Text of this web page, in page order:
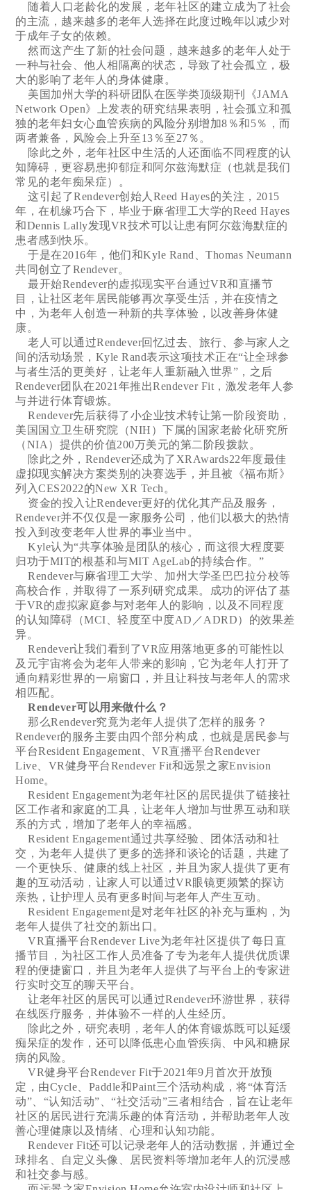
随着人口老龄化的发展，老年社区的建立成为了社会
的主流，越来越多的老年人选择在此度过晚年以减少对
于成年子女的依赖。
然而这产生了新的社会问题，越来越多的老年人处于
一种与社会、他人相隔离的状态，导致了社会孤立，极
大的影响了老年人的身体健康。
美国加州大学的科研团队在医学类顶级期刊《JAMA
Network Open》上发表的研究结果表明，社会孤立和孤
独的老年妇女心血管疾病的风险分别增加8％和5％，而
两者兼备，风险会上升至13％至27％。
除此之外，老年社区中生活的人还面临不同程度的认
知障碍，更容易患抑郁症和阿尔兹海默症（也就是我们
常见的老年痴呆症）。
这引起了Rendever创始人Reed Hayes的关注，2015
年，在机缘巧合下，毕业于麻省理工大学的Reed Hayes
和Dennis Lally发现VR技术可以让患有阿尔兹海默症的
患者感到快乐。
于是在2016年，他们和Kyle Rand、Thomas Neumann
共同创立了Rendever。
最开始Rendever的虚拟现实平台通过VR和直播节
目，让社区老年居民能够再次享受生活，并在疫情之
中，为老年人创造一种新的共享体验，以改善身体健
康。
老人可以通过Rendever回忆过去、旅行、参与家人之
间的活动场景，Kyle Rand表示这项技术正在“让全球参
与者生活的更美好，让老年人重新融入世界”，之后
Rendever团队在2021年推出Rendever Fit，激发老年人参
与并进行体育锻炼。
Rendever先后获得了小企业技术转让第一阶段资助，
美国国立卫生研究院（NIH）下属的国家老龄化研究所
（NIA）提供的价值200万美元的第二阶段拨款。
除此之外，Rendever还成为了XRAwards22年度最佳
虚拟现实解决方案类别的决赛选手，并且被《福布斯》
列入CES2022的New XR Tech。
资金的投入让Rendever更好的优化其产品及服务，
Rendever并不仅仅是一家服务公司，他们以极大的热情
投入到改变老年人世界的事业当中。
Kyle认为“共享体验是团队的核心，而这很大程度要
归功于MIT的根基和与MIT AgeLab的持续合作。”
Rendever与麻省理工大学、加州大学圣巴巴拉分校等
高校合作，并取得了一系列研究成果。成功的评估了基
于VR的虚拟家庭参与对老年人的影响，以及不同程度
的认知障碍（MCI、轻度至中度AD／ADRD）的效果差
异。
Rendever让我们看到了VR应用落地更多的可能性以
及元宇宙将会为老年人带来的影响，它为老年人打开了
通向精彩世界的一扇窗口，并且让科技与老年人的需求
相匹配。
Rendever可以用来做什么？
那么Rendever究竟为老年人提供了怎样的服务？
Rendever的服务主要由四个部分构成，也就是居民参与
平台Resident Engagement、VR直播平台Rendever
Live、VR健身平台Rendever Fit和远景之家Envision
Home。
Resident Engagement为老年社区的居民提供了链接社
区工作者和家庭的工具，让老年人增加与世界互动和联
系的方式，增加了老年人的幸福感。
Resident Engagement通过共享经验、团体活动和社
交，为老年人提供了更多的选择和谈论的话题，共建了
一个更快乐、健康的线上社区，并且为家人提供了更有
趣的互动活动，让家人可以通过VR眼镜更频繁的探访
亲热，让护理人员有更多时间与老年人产生互动。
Resident Engagement是对老年社区的补充与重构，为
老年人提供了社交的新出口。
VR直播平台Rendever Live为老年社区提供了每日直
播节目，为社区工作人员准备了专为老年人提供优质课
程的便捷窗口，并且为老年人提供了与平台上的专家进
行实时交互的聊天平台。
让老年社区的居民可以通过Rendever环游世界，获得
在线医疗服务，并体验不一样的人生经历。
除此之外，研究表明，老年人的体育锻炼既可以延缓
痴呆症的发作，还可以降低患心血管疾病、中风和糖尿
病的风险。
VR健身平台Rendever Fit于2021年9月首次开放预
定，由Cycle、Paddle和Paint三个活动构成，将“体育活
动”、“认知活动”、“社交活动”三者相结合，旨在让老年
社区的居民进行充满乐趣的体育活动，并帮助老年人改
善心理健康以及情绪、心理和认知功能。
Rendever Fit还可以记录老年人的活动数据，并通过全
球排名、自定义头像、居民资料等增加老年人的沉浸感
和社交参与感。